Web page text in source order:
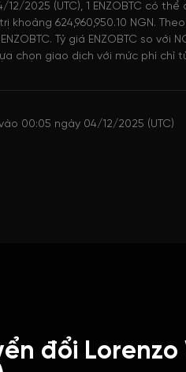
2025 (UTC), 1 ENZOBTC có thể
khoảng 624,960,950.10 NGN.
Tỷ giá ENZOBTC so với
chọn giao dịch với mức phí chỉ từ
00:05 ngày 04/12/2025 (UTC)
đổi